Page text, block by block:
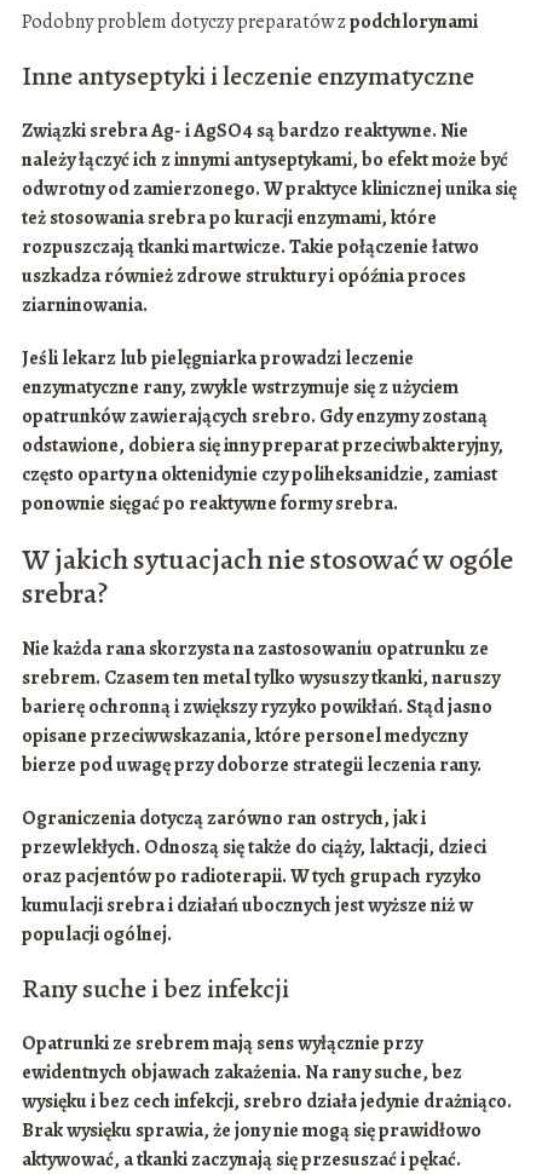
Podobny problem dotyczy preparatów zpodchlorynami
Inne antyseptyki i leczenie enzymatyczne
Związkisrebra Ag- i AgSO4są bardzo reaktywne. Nie
należy łączyć ich z innymi antyseptykami, bo efekt może być
odwrotny od zamierzonego. W praktyce klinicznej unika się
też stosowania srebra po kuracjienzymami, które
rozpuszczają tkanki martwicze. Takie połączenie łatwo
uszkadza również zdrowe struktury i opóźnia proces
ziarninowania.
Jeśli lekarz lub pielęgniarka prowadzi leczenie
enzymatyczne rany, zwykle wstrzymuje się z użyciem
opatrunków zawierających srebro. Gdy enzymy zostaną
odstawione, dobiera się inny preparat przeciwbakteryjny,
często oparty naoktenidynie czypoliheksanidzie, zamiast
ponownie sięgać po reaktywne formy srebra.
W jakich sytuacjach nie stosować w ogóle
srebra?
Nie każda rana skorzysta na zastosowaniu opatrunku ze
srebrem. Czasem ten metal tylko wysuszy tkanki, naruszy
barierę ochronną i zwiększy ryzyko powikłań. Stąd jasno
opisaneprzeciwwskazania, które personel medyczny
bierze pod uwagę przy doborze strategii leczenia rany.
Ograniczenia dotyczą zarówno ran ostrych, jak i
przewlekłych. Odnoszą się także do ciąży, laktacji, dzieci
oraz pacjentów po radioterapii. W tych grupach ryzyko
kumulacji srebra i działań ubocznych jest wyższe niż w
populacji ogólnej.
Rany suche i bez infekcji
Opatrunki ze srebrem mają sens wyłącznie przy
ewidentnych objawach zakażenia. Na rany suche, bez
wysięku i bez cech infekcji, srebro działa jedynie drażniąco.
Brak wysięku sprawia, że jony nie mogą się prawidłowo
aktywować, a tkanki zaczynają się przesuszać i pękać.